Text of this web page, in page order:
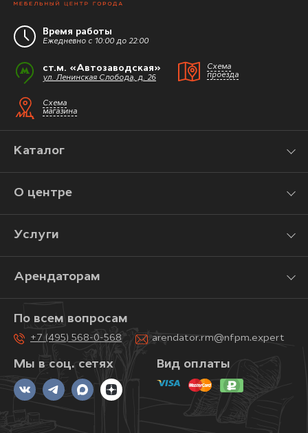
Время работы
Ежедневно с 10:00 до 22:00
ст.м. «Автозаводская»
ул. Ленинская Слобода, д. 26
Схема
проезда
Схема
магазина
Каталог
О центре
Услуги
Арендаторам
Мы в соц. сетях
По всем вопросам
+7 (495) 568-0-568 arendator.rm@nfpm.expert
Вид оплаты